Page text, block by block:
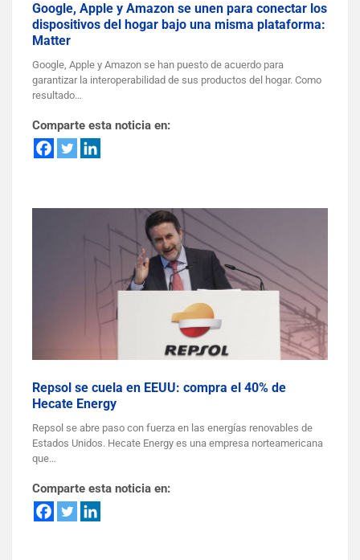
Google, Apple y Amazon se unen para conectar los
dispositivos del hogar bajo una misma plataforma:
Matter
Google, Apple y Amazon se han puesto de acuerdo para
garantizar la interoperabilidad de sus productos del hogar. Como
resultado…
Comparte esta noticia en:
Repsol se cuela en EEUU: compra el 40% de
Hecate Energy
Repsol se abre paso con fuerza en las energías renovables de
Estados Unidos. Hecate Energy es una empresa norteamericana
que…
Comparte esta noticia en: